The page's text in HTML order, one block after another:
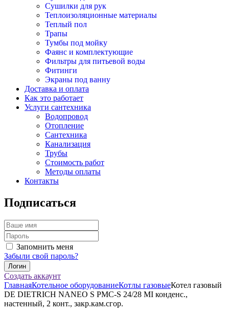
Сушилки для рук
Теплоизоляционные материалы
Теплый пол
Трапы
Тумбы под мойку
Фаянс и комплектующие
Фильтры для питьевой воды
Фитинги
Экраны под ванну
Доставка и оплата
Как это работает
Услуги сантехника
Водопровод
Отопление
Сантехника
Канализация
Трубы
Стоимость работ
Методы оплаты
Контакты
Подписаться
Запомнить меня
Забыли свой пароль?
Создать аккаунт
ГлавнаяКотельное оборудованиеКотлы газовыеКотел газовый
DE DIETRICH NANEO S PMC-S 24/28 MI конденс.,
настенный, 2 конт., закр.кам.сгор.